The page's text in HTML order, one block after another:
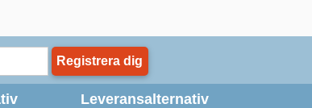
Registrera dig
Leveransalternativ